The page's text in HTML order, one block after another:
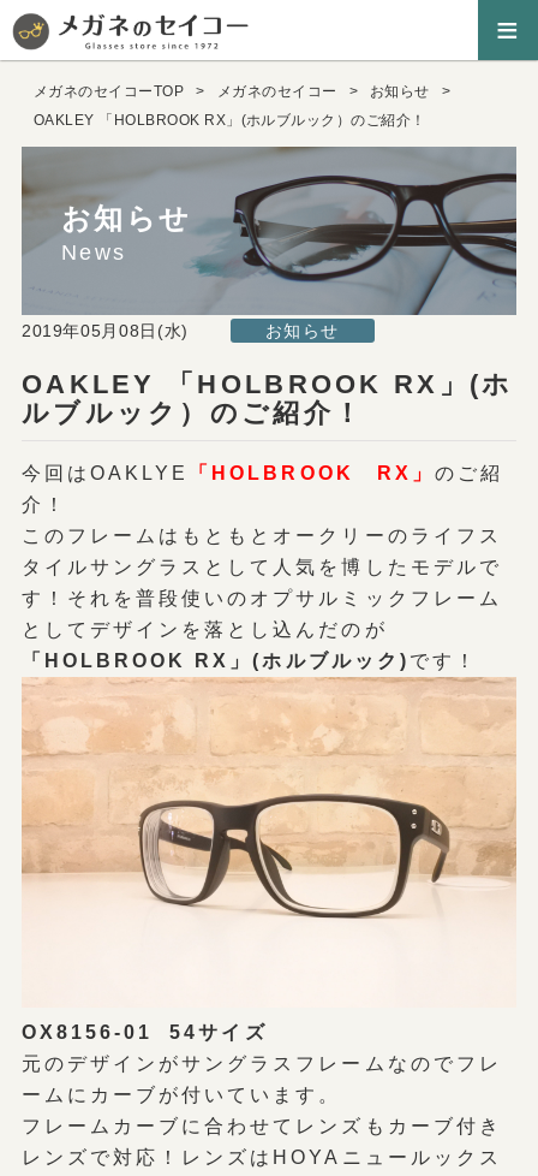
≡
メガネのセイコーTOP メガネのセイコー
お知らせ
OAKLEY 「HOLBROOK RX」(ホルブルック）のご紹介！
お知らせ
News
OAKLEY 「HOLBROOK RX」(ホ
ルブルック）のご紹介！
2019年05月08日(水) お知らせ
今回はOAKLYE 「HOLBROOK RX」 のご紹
介！
このフレームはもともとオークリーのライフス
タイルサングラスとして人気を博したモデルで
す！それを普段使いのオプサルミックフレーム
としてデザインを落とし込んだのが
「HOLBROOK RX」(ホルブルック) です！
OX8156-01 54サイズ
元のデザインがサングラスフレームなのでフレ
ームにカーブが付いています。
フレームカーブに合わせてレンズもカーブ付き
レンズで対応！レンズはHOYAニュールックス